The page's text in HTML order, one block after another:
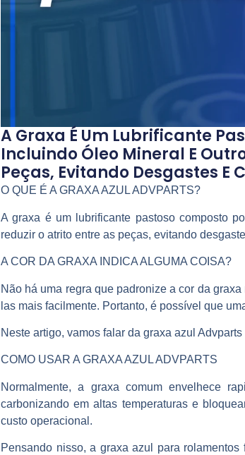
A Graxa É Um Lubrificante
Incluindo Óleo Mineral E
Peças, Evitando Desgastes E
O QUE É A GRAXA AZUL ADVPARTS?
A graxa é um lubrificante pastoso composto
reduzir o atrito entre as peças, evitando
A COR DA GRAXA INDICA ALGUMA COISA?
Não há uma regra que padronize a cor da
las mais facilmente. Portanto, é possível que
Neste artigo, vamos falar da graxa azul
COMO USAR A GRAXA AZUL ADVPARTS
Normalmente, a graxa comum envelhece
carbonizando em altas temperaturas e
custo operacional.
Pensando nisso, a graxa azul para